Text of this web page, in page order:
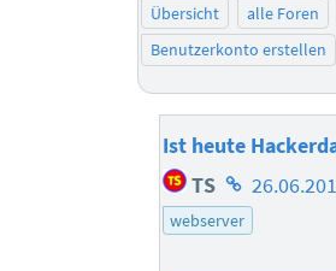
Übersicht alle Foren
Benutzerkonto erstellen
Ist heute
TS Homepage
des
webserver